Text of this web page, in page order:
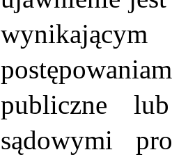
publiczne
sądowymi